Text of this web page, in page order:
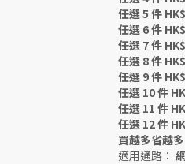
任選 5 件
任選 6 件
任選 7 件
任選 8 件
任選 9 件
任選 10 件
任選 11 件
任選 12 件
買越多省越多
適用通路：